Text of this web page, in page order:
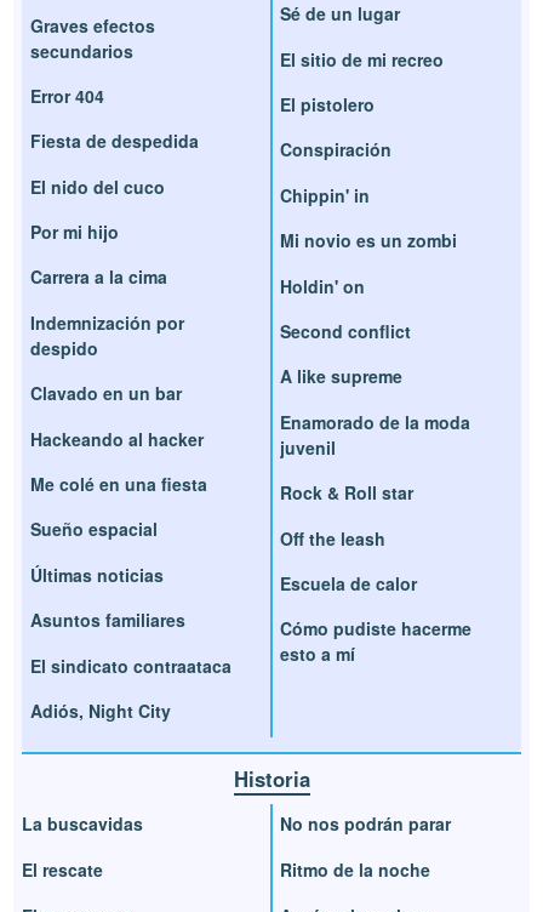
Graves efectos
secundarios
Error 404
Fiesta de despedida
El nido del cuco
Por mi hijo
Carrera a la cima
Indemnización por
despido
Clavado en un bar
Hackeando al hacker
Me colé en una fiesta
Sueño espacial
Últimas noticias
Asuntos familiares
El sindicato contraataca
Adiós, Night City
Sé de un lugar
El sitio de mi recreo
El pistolero
Conspiración
Chippin' in
Mi novio es un zombi
Holdin' on
Second conflict
A like supreme
Enamorado de la moda
juvenil
Rock & Roll star
Off the leash
Escuela de calor
Cómo pudiste hacerme
esto a mí
Historia
La buscavidas
El rescate
No nos podrán parar
Ritmo de la noche